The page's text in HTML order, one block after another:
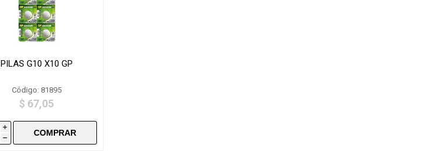
PILAS G10 X10 GP
Código: 81895
$ 67,05
i
h